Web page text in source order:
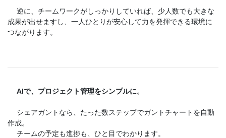
逆に、チームワークがしっかりしていれば、少人数でも大きな
成果が出せますし、一人ひとりが安心して力を発揮できる環境に
つながります。
AIで、プロジェクト管理をシンプルに。
シェアガントなら、たった数ステップでガントチャートを自動
作成。
チームの予定も進捗も、ひと目でわかります。